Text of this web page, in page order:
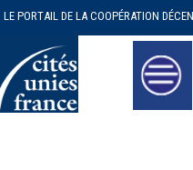
LE PORTAIL DE LA COOPÉRATION